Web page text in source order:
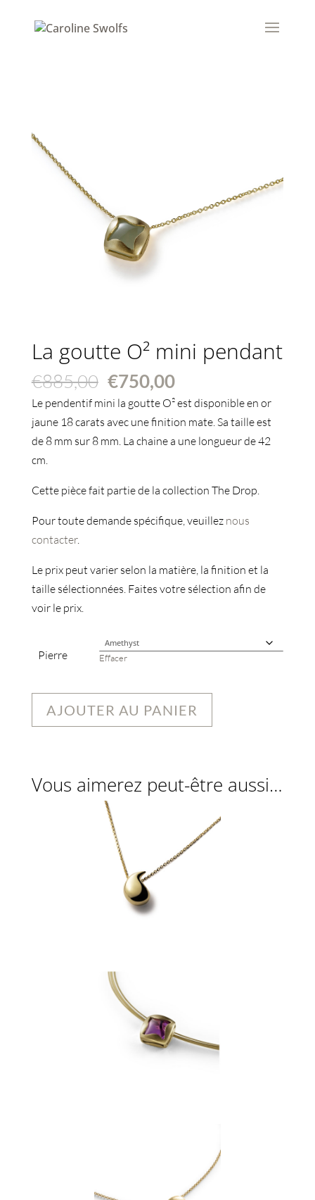
La goutte O² mini pendant
€885,00 Le
prix
initial
était :
€750,00Le
prix
actuel
est :
Le pendentif mini la goutte O² est disponible en or
jaune 18 carats avec une finition mate. Sa taille est
de 8 mm sur 8 mm. La chaine a une longueur de 42
cm.
Cette pièce fait partie de la collection The Drop.
Pour toute demande spécifique, veuillez nous
contacter.
Le prix peut varier selon la matière, la finition et la
taille sélectionnées. Faites votre sélection afin de
voir le prix.
Pierre Effacer
AJOUTER AU PANIER
Vous aimerez peut-être aussi…